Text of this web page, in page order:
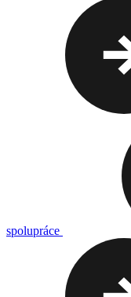
spolupráce